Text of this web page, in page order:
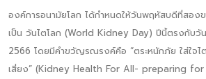
องค์การอนามัยโลก ได้กำหนดให้วันพฤหัสบดีที่สอง
เป็น วันไตโลก (World Kidney Day) ปีนี้ตรงกับ
2566 โดยมีคำขวัญรณรงค์คือ “ตระหนักภัย ใส่ใจไ
เสี่ยง” (Kidney Health For All- preparing